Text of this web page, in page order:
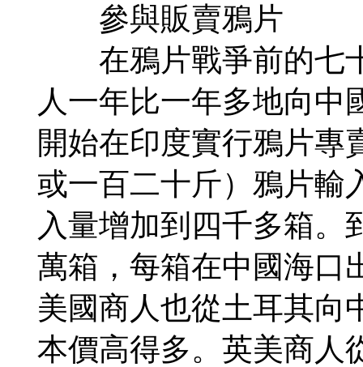
參與販賣鴉片
在鴉片戰爭前的七
人一年比一年多地向中
開始在印度實行鴉片專
或一百二十斤）鴉片輸
入量增加到四千多箱。
萬箱，每箱在中國海口
美國商人也從土耳其向
本價高得多。英美商人